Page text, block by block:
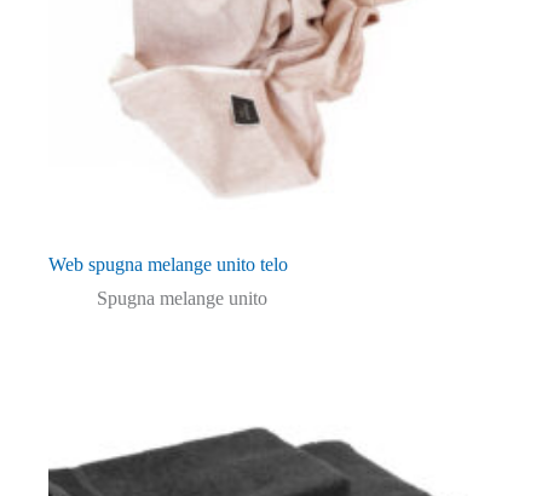
Web spugna melange unito telo
Spugna melange unito